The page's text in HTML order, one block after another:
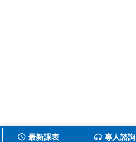
最新課表 專人諮詢